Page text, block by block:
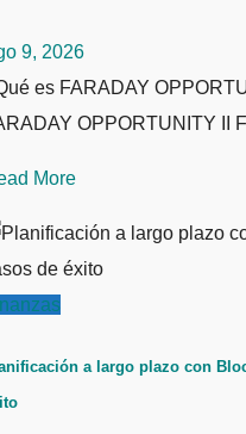
9, 2026
es FARADAY
OPPORTUNITY II
More
a largo plazo con